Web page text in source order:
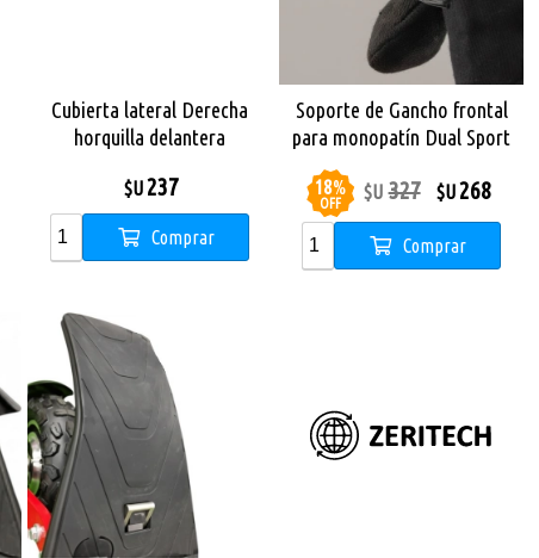
Cubierta lateral Derecha
horquilla delantera
$U237
Comprar
Soporte de Gancho frontal
para monopatín Dual Sport
18%
OFF
$U 327 $U268
Comprar